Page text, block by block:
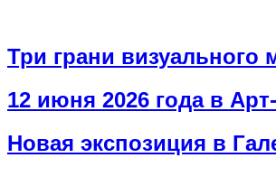
Три грани
12 июня 2026 года в
Новая экспозиция в